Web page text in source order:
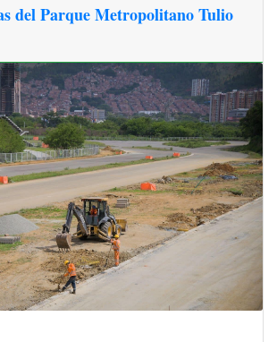
del Parque Metropolitano Tulio